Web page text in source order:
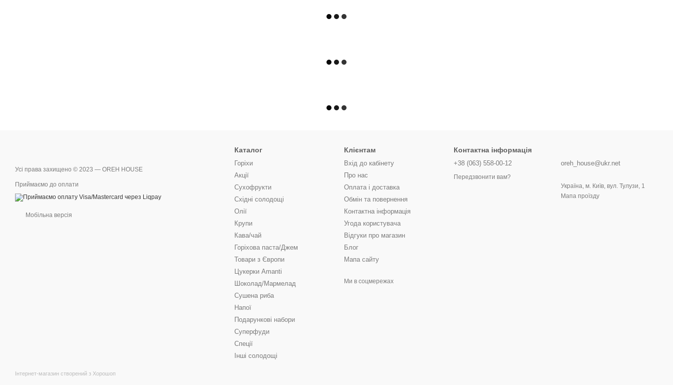
Усі права захищено © 2023 — OREH HOUSE
Приймаємо до оплати
Мобільна версія
Інтернет-магазин створений з Хорошоп
Каталог
Горіхи
Акції
Сухофрукти
Східні солодощі
Олії
Крупи
Кава/чай
Горіхова паста/Джем
Товари з Європи
Цукерки Amanti
Шоколад/Мармелад
Сушена риба
Напої
Подарункові набори
Суперфуди
Спеції
Інші солодощі
Клієнтам
Вхід до кабінету
Про нас
Оплата і доставка
Обмін та повернення
Контактна інформація
Угода користувача
Відгуки про магазин
Блог
Мапа сайту
Ми в соцмережах
Контактна інформація
+38 (063) 558-00-12
Передзвонити вам?
oreh_house@ukr.net
Україна, м. Київ, вул. Тулузи, 1
Мапа проїзду